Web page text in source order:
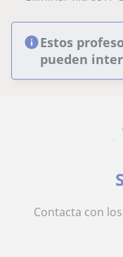
Estos
pueden
Contacta con